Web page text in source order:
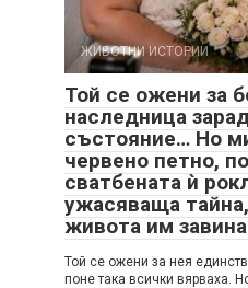
ЖИВОТНИ ИСТОРИИ
Той се ожени за
наследница
състояние… Но
червено петно,
сватбената ѝ
ужасяваща
живота им
Той се ожени за нея
поне така всички вярваха.